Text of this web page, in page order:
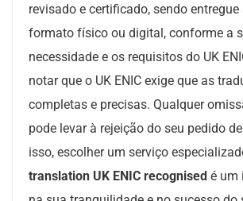
revisado e certificado, sendo entregue
formato físico ou digital, conforme a
necessidade e os requisitos do UK
notar que o UK ENIC exige que as
completas e precisas. Qualquer
pode levar à rejeição do seu pedido
isso, escolher um serviço
translation UK ENIC recognised é um